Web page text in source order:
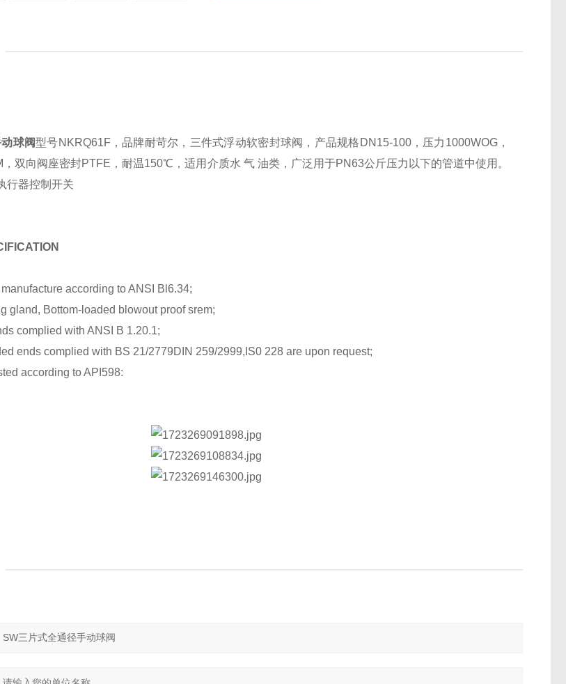
球阀型号NKRQ61F，品牌耐苛尔，三件式浮动软密封球阀，产品规格DN15-100，压力1000WOG，
双向阀座密封PTFE，耐温150℃，适用介质水 气 油类，广泛用于PN63公斤压力以下的管道中使用。
行器控制开关
according to ANSI Bl6.34;
gland, Bottom-loaded blowout proof srem;
complied with ANSI B 1.20.1;
ends complied with BS 21/2779DIN 259/2999,IS0 228 are upon request;
according to API598: